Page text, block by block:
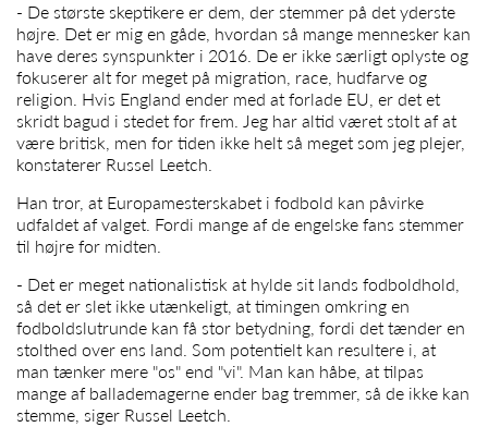
- De største skeptikere er dem, der stemmer på det yderste
højre. Det er mig en gåde, hvordan så mange mennesker kan
have deres synspunkter i 2016. De er ikke særligt oplyste og
fokuserer alt for meget på migration, race, hudfarve og
religion. Hvis England ender med at forlade EU, er det et
skridt bagud i stedet for frem. Jeg har altid været stolt af at
være britisk, men for tiden ikke helt så meget som jeg plejer,
konstaterer Russel Leetch.
Han tror, at Europamesterskabet i fodbold kan påvirke
udfaldet af valget. Fordi mange af de engelske fans stemmer
til højre for midten.
- Det er meget nationalistisk at hylde sit lands fodboldhold,
så det er slet ikke utænkeligt, at timingen omkring en
fodboldslutrunde kan få stor betydning, fordi det tænder en
stolthed over ens land. Som potentielt kan resultere i, at
man tænker mere "os" end "vi". Man kan håbe, at tilpas
mange af ballademagerne ender bag tremmer, så de ikke kan
stemme, siger Russel Leetch.